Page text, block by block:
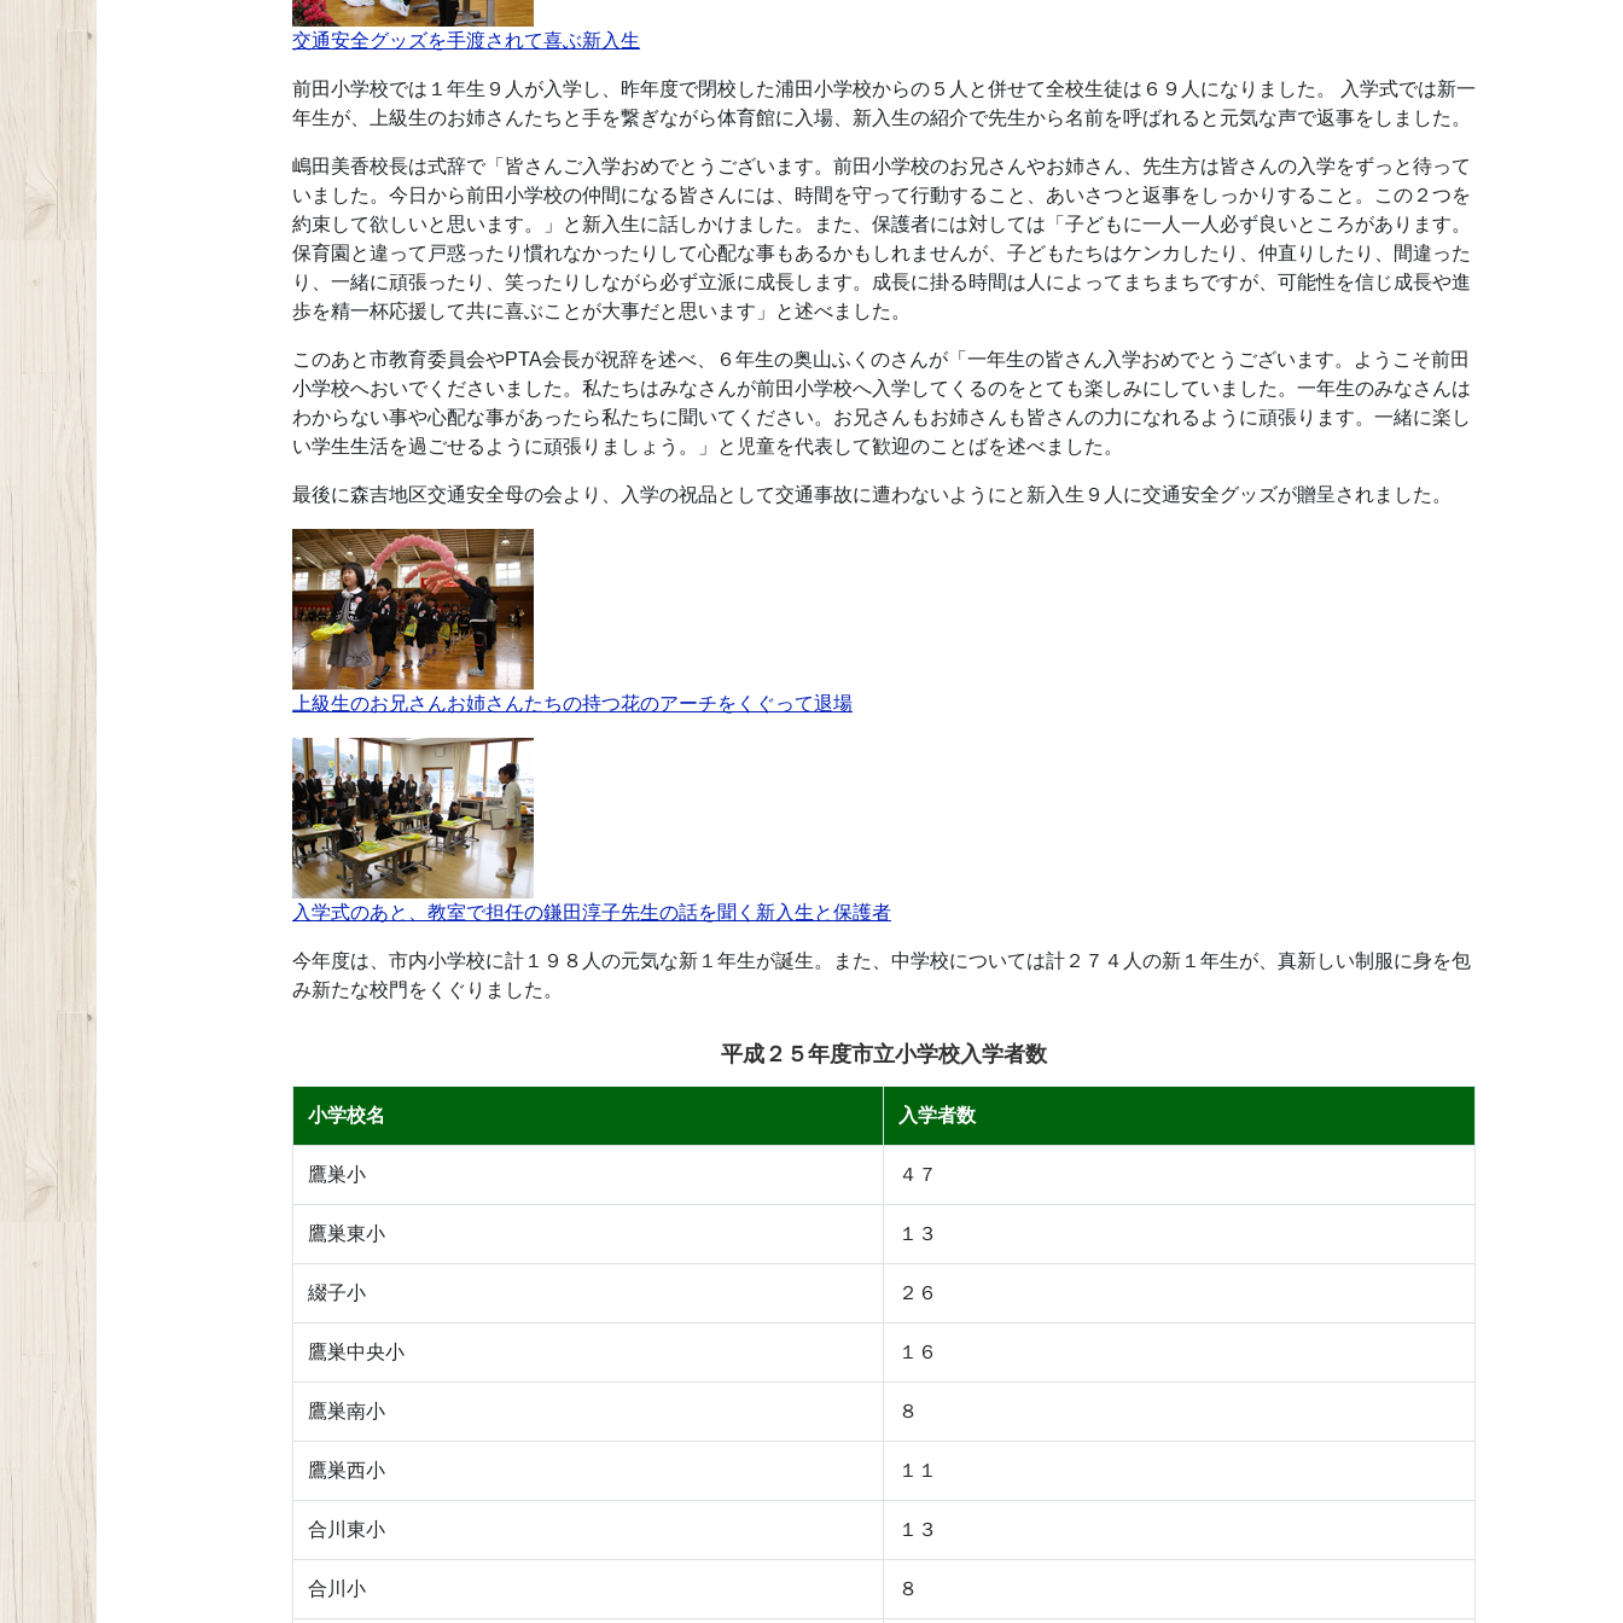
交通安全グッズを手渡されて喜ぶ新入生
前田小学校では１年生９人が入学し、昨年度で閉校した浦田小学校からの５人と併せて全校生徒は６９人になりました。 入学式では新一
年生が、上級生のお姉さんたちと手を繋ぎながら体育館に入場、新入生の紹介で先生から名前を呼ばれると元気な声で返事をしました。
嶋田美香校長は式辞で「皆さんご入学おめでとうございます。前田小学校のお兄さんやお姉さん、先生方は皆さんの入学をずっと待って
いました。今日から前田小学校の仲間になる皆さんには、時間を守って行動すること、あいさつと返事をしっかりすること。この２つを
約束して欲しいと思います。」と新入生に話しかけました。また、保護者には対しては「子どもに一人一人必ず良いところがあります。
保育園と違って戸惑ったり慣れなかったりして心配な事もあるかもしれませんが、子どもたちはケンカしたり、仲直りしたり、間違った
り、一緒に頑張ったり、笑ったりしながら必ず立派に成長します。成長に掛る時間は人によってまちまちですが、可能性を信じ成長や進
歩を精一杯応援して共に喜ぶことが大事だと思います」と述べました。
このあと市教育委員会やPTA会長が祝辞を述べ、６年生の奥山ふくのさんが「一年生の皆さん入学おめでとうございます。ようこそ前田
小学校へおいでくださいました。私たちはみなさんが前田小学校へ入学してくるのをとても楽しみにしていました。一年生のみなさんは
わからない事や心配な事があったら私たちに聞いてください。お兄さんもお姉さんも皆さんの力になれるように頑張ります。一緒に楽し
い学生生活を過ごせるように頑張りましょう。」と児童を代表して歓迎のことばを述べました。
最後に森吉地区交通安全母の会より、入学の祝品として交通事故に遭わないようにと新入生９人に交通安全グッズが贈呈されました。
上級生のお兄さんお姉さんたちの持つ花のアーチをくぐって退場
入学式のあと、教室で担任の鎌田淳子先生の話を聞く新入生と保護者
今年度は、市内小学校に計１９８人の元気な新１年生が誕生。また、中学校については計２７４人の新１年生が、真新しい制服に身を包
み新たな校門をくぐりました。
平成２５年度市立小学校入学者数
小学校名 入学者数
鷹巣小 ４７
鷹巣東小 １３
綴子小 ２６
鷹巣中央小 １６
鷹巣南小 ８
鷹巣西小 １１
合川東小 １３
合川小 ８